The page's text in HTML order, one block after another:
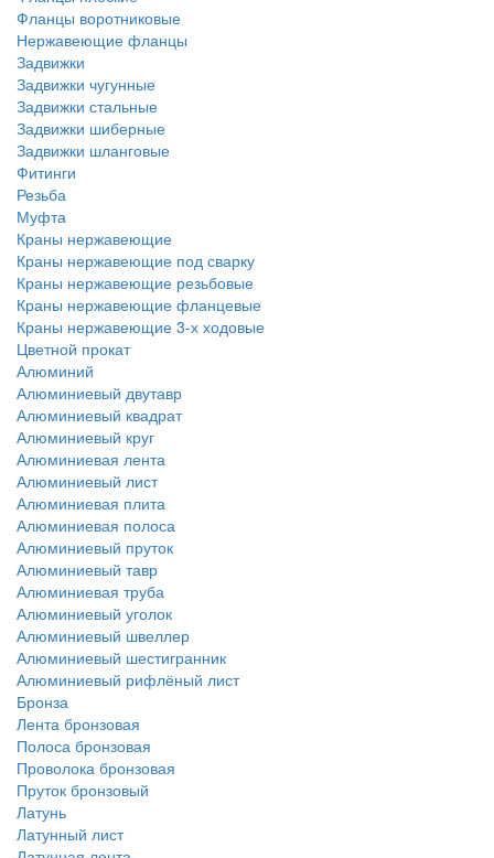
Фланцы воротниковые
Нержавеющие фланцы
Задвижки
Задвижки чугунные
Задвижки стальные
Задвижки шиберные
Задвижки шланговые
Фитинги
Резьба
Муфта
Краны нержавеющие
Краны нержавеющие под сварку
Краны нержавеющие резьбовые
Краны нержавеющие фланцевые
Краны нержавеющие 3-х ходовые
Цветной прокат
Алюминий
Алюминиевый двутавр
Алюминиевый квадрат
Алюминиевый круг
Алюминиевая лента
Алюминиевый лист
Алюминиевая плита
Алюминиевая полоса
Алюминиевый пруток
Алюминиевый тавр
Алюминиевая труба
Алюминиевый уголок
Алюминиевый швеллер
Алюминиевый шестигранник
Алюминиевый рифлёный лист
Бронза
Лента бронзовая
Полоса бронзовая
Проволока бронзовая
Пруток бронзовый
Латунь
Латунный лист